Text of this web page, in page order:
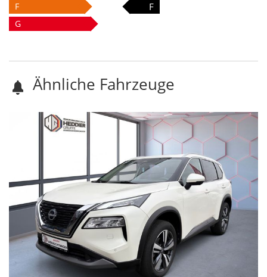
F
F
G
Ähnliche Fahrzeuge